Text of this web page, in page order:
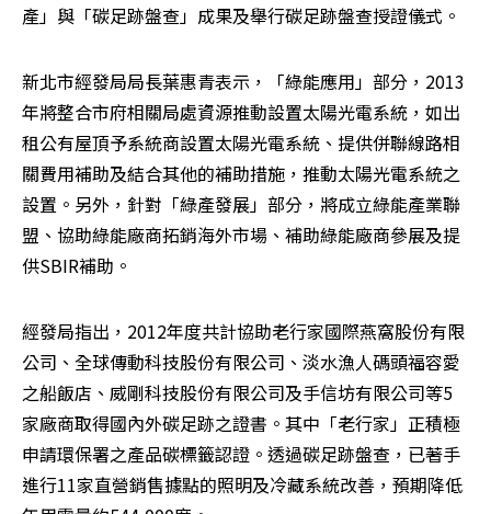
產」與「碳足跡盤查」成果及舉行碳足跡盤查授證儀式。
新北市經發局局長葉惠青表示，「綠能應用」部分，2013
年將整合市府相關局處資源推動設置太陽光電系統，如出
租公有屋頂予系統商設置太陽光電系統、提供併聯線路相
關費用補助及結合其他的補助措施，推動太陽光電系統之
設置。另外，針對「綠產發展」部分，將成立綠能產業聯
盟、協助綠能廠商拓銷海外市場、補助綠能廠商參展及提
供SBIR補助。
經發局指出，2012年度共計協助老行家國際燕窩股份有限
公司、全球傳動科技股份有限公司、淡水漁人碼頭福容愛
之船飯店、威剛科技股份有限公司及手信坊有限公司等5
家廠商取得國內外碳足跡之證書。其中「老行家」正積極
申請環保署之產品碳標籤認證。透過碳足跡盤查，已著手
進行11家直營銷售據點的照明及冷藏系統改善，預期降低